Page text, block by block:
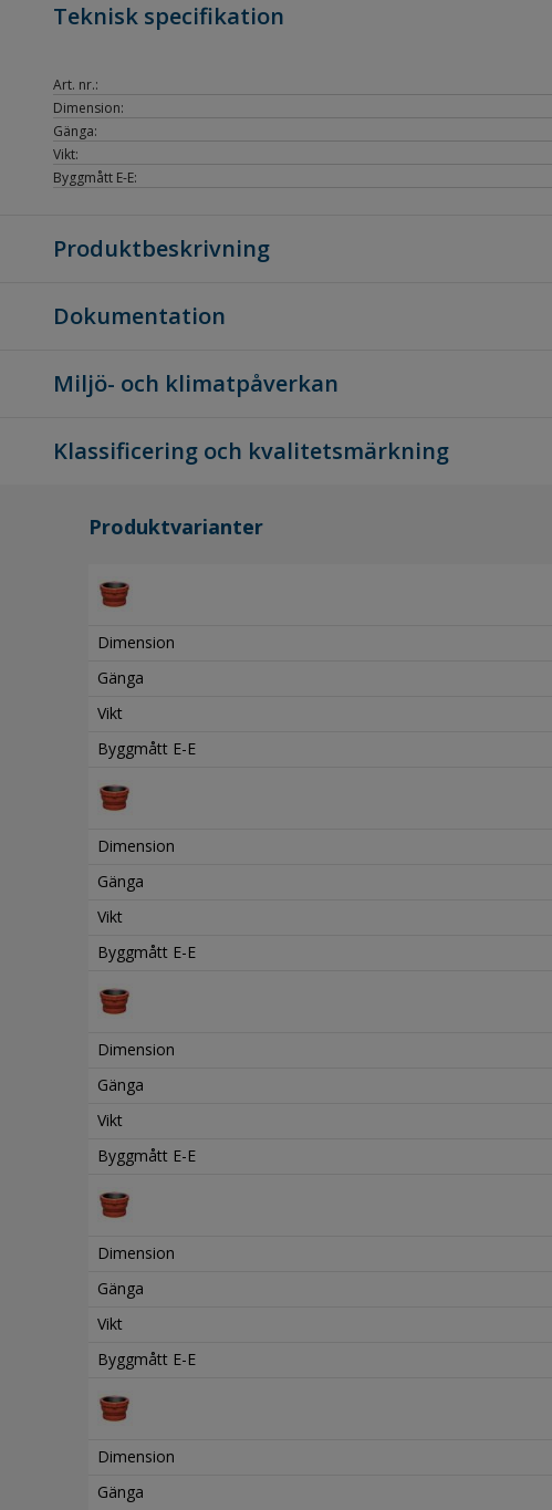
Teknisk specifikation
Art. nr.:
Dimension:
Gänga:
Vikt:
Byggmått E-E:
Produktbeskrivning
Dokumentation
Miljö- och klimatpåverkan
Klassificering och kvalitetsmärkning
Produktvarianter
Dimension
Gänga
Vikt
Byggmått E-E
Dimension
Gänga
Vikt
Byggmått E-E
Dimension
Gänga
Vikt
Byggmått E-E
Dimension
Gänga
Vikt
Byggmått E-E
Dimension
Gänga